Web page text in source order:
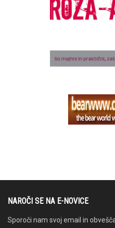
NAROČI SE NA E-NOVICE
Sporoči nam svoj email in